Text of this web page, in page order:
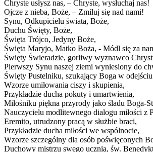
Chryste usłysz nas, – Chryste, wysłuchaj nas!
Ojcze z nieba, Boże, – Zmiłuj się nad nami!
Synu, Odkupicielu świata, Boże,
Duchu Święty, Boże,
Święta Trójco, Jedyny Boże,
Święta Maryjo, Matko Boża, - Módl się za
Święty Świeradzie, gorliwy wyznawco
Pierwszy Synu naszej ziemi wyniesiony do
Święty Pustelniku, szukający Boga w
Wzorze umiłowania ciszy i skupienia,
Przykładzie ducha pokuty i umartwienia,
Miłośniku piękna przyrody jako śladu Boga-
Nauczycielu modlitewnego dialogu miłości z
Eremito, utrudzony pracą w służbie braci,
Przykładzie ducha miłości we wspólnocie,
Wzorze szczególny dla osób poświęconych
Duchowy mistrzu swego ucznia, św.